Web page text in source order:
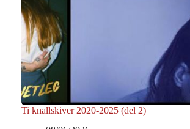
Ti knallskiver 2020-2025 (del 2)